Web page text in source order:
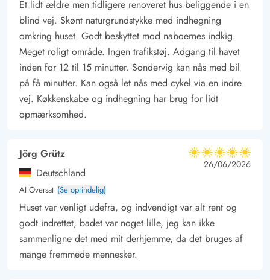
væk og der er bl.a. dejlige cykel- og gangstier over den. Hele
området er kendetegnet ved gode cykelstier, lige bag klitterne,
væk fra vejen og igennem naturen.
Et lidt ældre men tidligere renoveret hus beliggende i en
blind vej. Skønt naturgrundstykke med indhegning
omkring huset. Godt beskyttet mod naboernes indkig.
Meget roligt område. Ingen trafikstøj. Adgang til havet
inden for 12 til 15 minutter. Sondervig kan nås med bil
på få minutter. Kan også let nås med cykel via en indre
vej. Køkkenskabe og indhegning har brug for lidt
opmærksomhed.
Jörg Grütz
Deutschland
AI Oversat (Se oprindelig)
5 ud af 5
5 ud af 5
5 out of 5
26/06/2026
Huset var venligt udefra, og indvendigt var alt rent og
godt indrettet, badet var noget lille, jeg kan ikke
sammenligne det med mit derhjemme, da det bruges af
mange fremmede mennesker.